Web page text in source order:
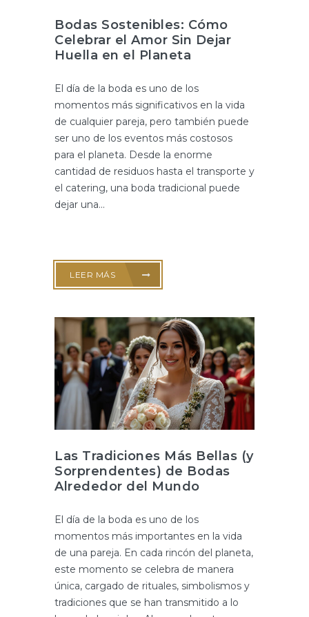
Bodas Sostenibles: Cómo
Celebrar el Amor Sin Dejar
Huella en el Planeta
El día de la boda es uno de los
momentos más significativos en la vida
de cualquier pareja, pero también puede
ser uno de los eventos más costosos
para el planeta. Desde la enorme
cantidad de residuos hasta el transporte y
el catering, una boda tradicional puede
dejar una...
LEER MÁS
Las Tradiciones Más Bellas (y
Sorprendentes) de Bodas
Alrededor del Mundo
El día de la boda es uno de los
momentos más importantes en la vida
de una pareja. En cada rincón del planeta,
este momento se celebra de manera
única, cargado de rituales, simbolismos y
tradiciones que se han transmitido a lo